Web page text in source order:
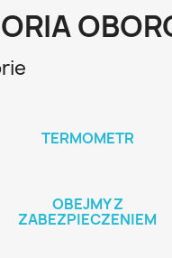
TERMOMETR
OBEJMY Z
ZABEZPIECZENIEM